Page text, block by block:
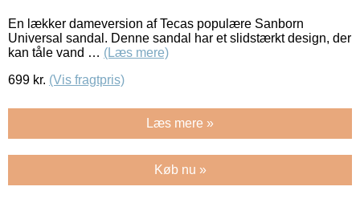
En lækker dameversion af Tecas populære Sanborn
Universal sandal. Denne sandal har et slidstærkt design, der
kan tåle vand … (Læs mere)
699 kr. (Vis fragtpris)
Læs mere »
Køb nu »